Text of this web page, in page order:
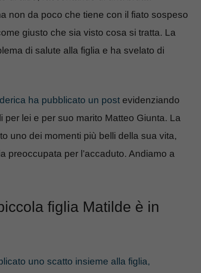
non da poco che tiene con il fiato sospeso
giusto che sia visto cosa si tratta. La
di salute alla figlia e ha svelato di
ha pubblicato un post evidenziando
lei e per suo marito Matteo Giunta. La
uno dei momenti più belli della sua vita,
preoccupata per l’accaduto. Andiamo a
figlia Matilde è in
uno scatto insieme alla figlia,